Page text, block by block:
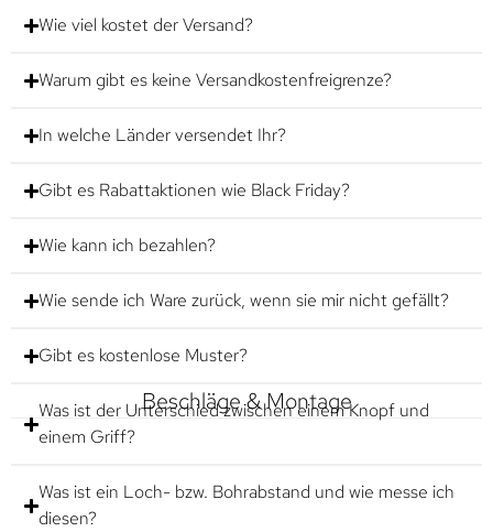
Wie viel kostet der Versand?
Warum gibt es keine Versandkostenfreigrenze?
In welche Länder versendet Ihr?
Gibt es Rabattaktionen wie Black Friday?
Wie kann ich bezahlen?
Wie sende ich Ware zurück, wenn sie mir nicht gefällt?
Gibt es kostenlose Muster?
Beschläge & Montage
Was ist der Unterschied zwischen einem Knopf und
einem Griff?
Was ist ein Loch- bzw. Bohrabstand und wie messe ich
diesen?